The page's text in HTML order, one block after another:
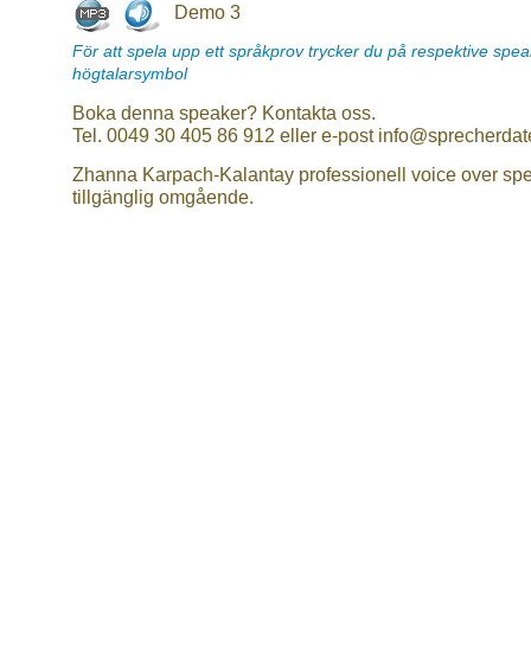
Demo 3
För att spela upp ett språkprov trycker du på respektive
högtalarsymbol
Boka denna speaker? Kontakta oss.
Tel. 0049 30 405 86 912 eller e-post
Zhanna Karpach-Kalantay professionell voice over
tillgänglig omgående.